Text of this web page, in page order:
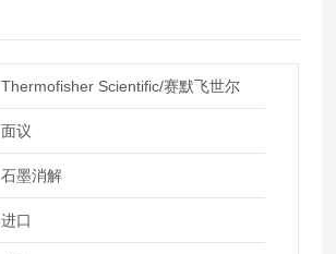
Thermofisher Scientific/赛默飞世尔
面议
石墨消解
进口